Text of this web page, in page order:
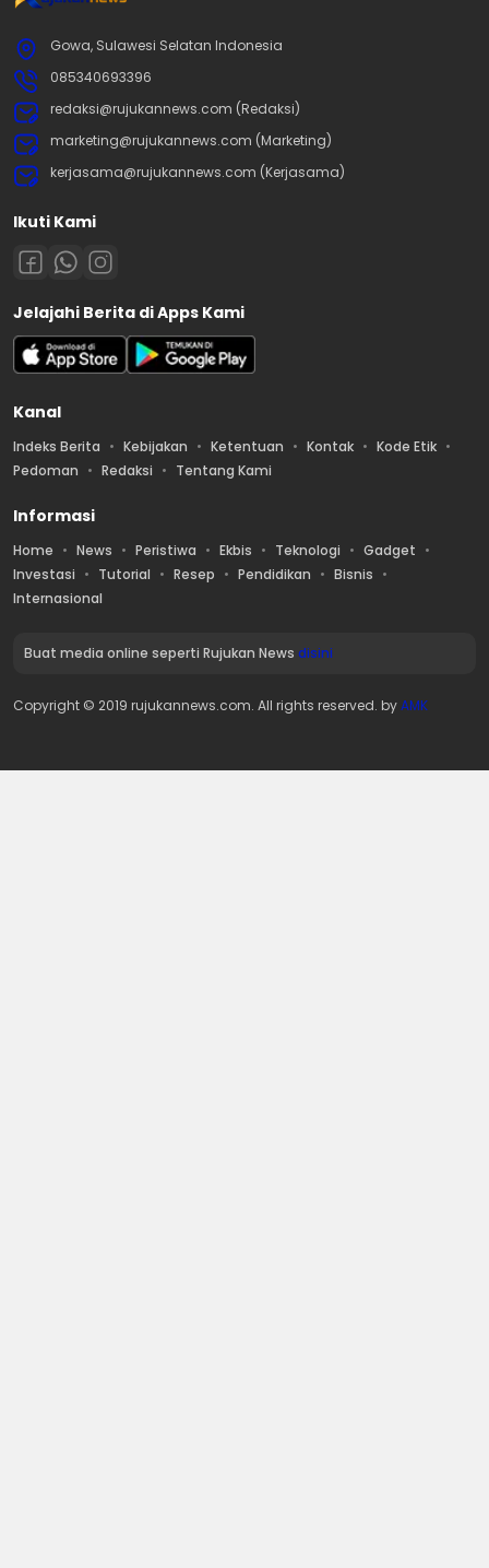
Gowa, Sulawesi Selatan Indonesia
085340693396
redaksi@rujukannews.com (Redaksi)
marketing@rujukannews.com (Marketing)
kerjasama@rujukannews.com (Kerjasama)
Ikuti Kami
Jelajahi Berita di Apps Kami
Kanal
Indeks Berita Kebijakan Ketentuan Kontak
Kode Etik
Pedoman
Redaksi Tentang Kami
Informasi
Home News Peristiwa Ekbis Teknologi
Gadget
Investasi
Tutorial Resep Pendidikan
Bisnis
Internasional
Buat media online seperti Rujukan News disini
Copyright © 2019 rujukannews.com. All rights reserved. byAMK